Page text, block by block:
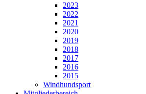
2023
2022
2021
2020
2019
2018
2017
2016
2015
Windhundsport